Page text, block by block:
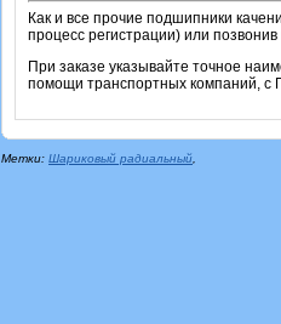
Как и все прочие подшипники
процесс регистрации) или
При заказе указывайте точное
помощи транспортных компаний, с
Метки: Шариковый радиальный